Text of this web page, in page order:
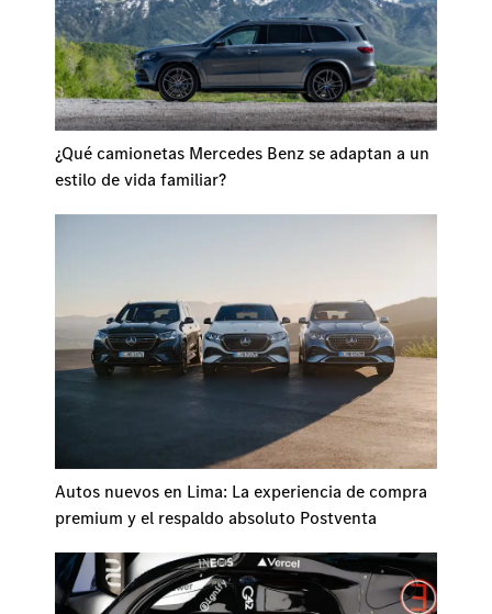
¿Qué camionetas Mercedes Benz se adaptan a un
estilo de vida familiar?
Autos nuevos en Lima: La experiencia de compra
premium y el respaldo absoluto Postventa